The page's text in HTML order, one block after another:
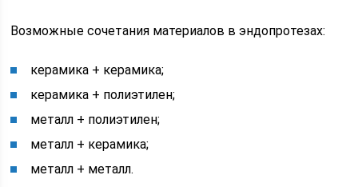
Возможные сочетания материалов в эндопротезах:
керамика + керамика;
керамика + полиэтилен;
металл + полиэтилен;
металл + керамика;
металл + металл.